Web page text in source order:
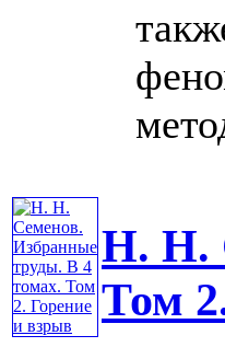
Н. Н.
Том